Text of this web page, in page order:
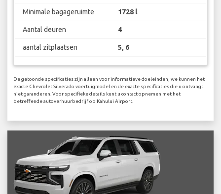
Minimale bagageruimte 1728 l
Aantal deuren 4
aantal zitplaatsen 5, 6
De getoonde specificaties zijn alleen voor informatieve doeleinden, we kunnen het
exacte Chevrolet Silverado voertuigmodel en de exacte specificaties die u ontvangt
niet garanderen. Voor specifieke details kunt u contact opnemen met het
betreffende autoverhuurbedrijf op Kahului Airport.